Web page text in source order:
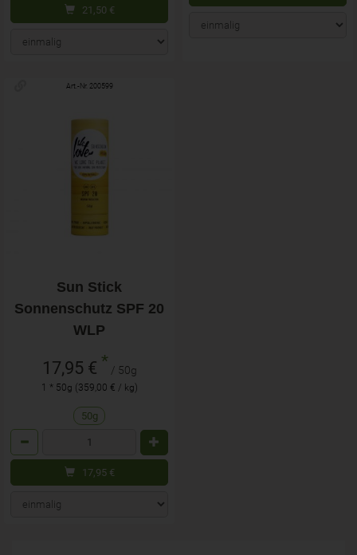
21,50 €
Art.-Nr. 200599
Sun Stick
Sonnenschutz SPF 20
WLP
17,95 € * / 50g
1 * 50g (359,00 € / kg)
50g
17,95 €